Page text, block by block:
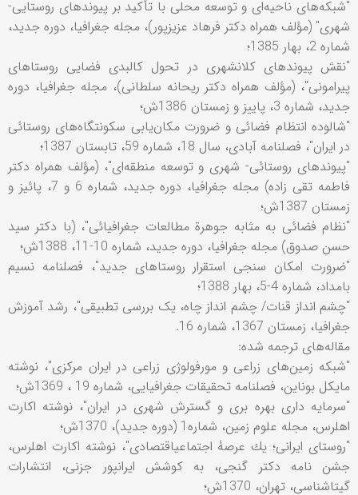
"شبکه‌های ناحیه‌ای و توسعه محلی با تأکید بر پیوندهای روستایی-
شهری" (مؤلف همراه دکتر فرهاد عزیزپور)، مجله جغرافيا، دوره جديد،
شماره 2، بهار 1385؛
"نقش پيوندهای كلانشهری در تحول كالبدی فضايی روستاهای
پيرامونی"، (مؤلف همراه دکتر ريحانه سلطانی)، مجله جغرافيا، دوره
جديد، شماره 3، پاییز و زمستان 1386ش؛
"شالوده انتظام فضائی و ضرورت مکان‌یابی سکونتگاه‌های روستائی
در ایران"، فصلنامه آبادی، سال 18، شماره 59، تابستان 1387؛
"پیوندهای روستائی- شهری و توسعه منطقه‌ای"، (مؤلف همراه دکتر
فاطمه تقی زاده) مجله جغرافيا، دوره جديد، شماره 6 و 7، پائیز و
زمستان 1387ش؛
"نظام فضائی به مثابه جوهرة مطالعات جغرافیائی"، (با دکتر سید
حسن صدوق) مجله جغرافيا، دوره جديد، شماره 10-11، 1388ش؛
"ضرورت امکان سنجی استقرار روستاهای جدید"، فصلنامه نسیم
بامداد، شماره 4-5، بهار 1388؛
"چشم انداز قنات/ چشم انداز چاه، يک بررسی تطبيقی"، رشد آموزش
جغرافيا، زمستان 1367، شماره 16.
مقاله‌های ترجمه شده:
"شبكه زمين‌های زراعی و مورفولوژی زراعی در ايران مركزی"، نوشته
مايكل بوناين، فصلنامه تحقيقات جغرافيايی، شماره 19 ، 1369ش؛
"سرمايه داری بهره بری و گسترش شهری در ايران"، نوشته اكارت
اهلرس، مجله علوم زمين، شماره1 (دوره جديد)، 1370ش؛
"روستای ايرانی؛ يك عرصۀ اجتماعیاقتصادی"، نوشته اكارت اهلرس،
جشن نامه دكتر گنجی، به كوشش ايرانپور جزنی، انتشارات
گيتاشناسی، تهران، 1370ش؛